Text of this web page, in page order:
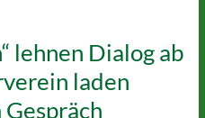
lehnen Dialog ab
laden